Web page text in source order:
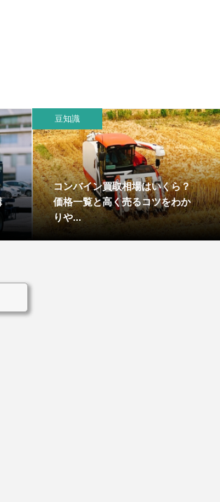
豆知識
コンバイン買取相場はいくら？
価格一覧と高く売るコツをわか
りや...